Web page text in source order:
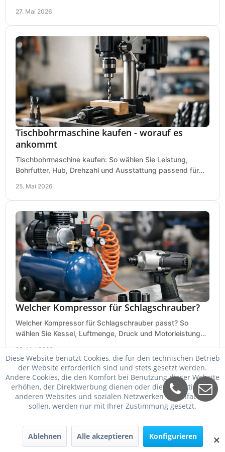
27. Mai 2026
Tischbohrmaschine kaufen - worauf es
ankommt
Tischbohrmaschine kaufen: So wählen Sie Leistung,
Bohrfutter, Hub, Drehzahl und Ausstattung passend für
25. Mai 2026
Welcher Kompressor für Schlagschrauber?
Welcher Kompressor für Schlagschrauber passt? So
wählen Sie Kessel, Luftmenge, Druck und Motorleistung
23. Mai 2026
✕
Diese Website benutzt Cookies, die für den technischen Betrieb
der Website erforderlich sind und stets gesetzt werden.
Andere Cookies, die den Komfort bei Benutzung dieser Website
erhöhen, der Direktwerbung dienen oder die Interaktion mit
anderen Websites und sozialen Netzwerken vereinfachen
sollen, werden nur mit Ihrer Zustimmung gesetzt.
Ablehnen Alle akzeptieren Konfigurieren